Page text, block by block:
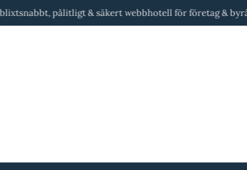
& säkert webbhotell för företag & byråer i Sverige.